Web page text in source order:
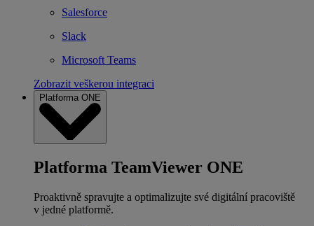
Salesforce
Slack
Microsoft Teams
Zobrazit veškerou integraci
Platforma ONE
Platforma TeamViewer ONE
Proaktivně spravujte a optimalizujte své digitální pracoviště
v jedné platformě.